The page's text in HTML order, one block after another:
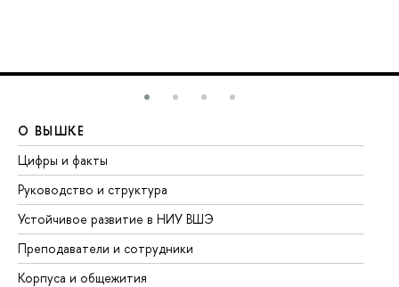
О ВЫШКЕ
Цифры и факты
Руководство и структура
Устойчивое развитие в НИУ ВШЭ
Преподаватели и сотрудники
Корпуса и общежития